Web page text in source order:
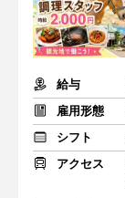
給与
雇用形態
シフト
アクセス